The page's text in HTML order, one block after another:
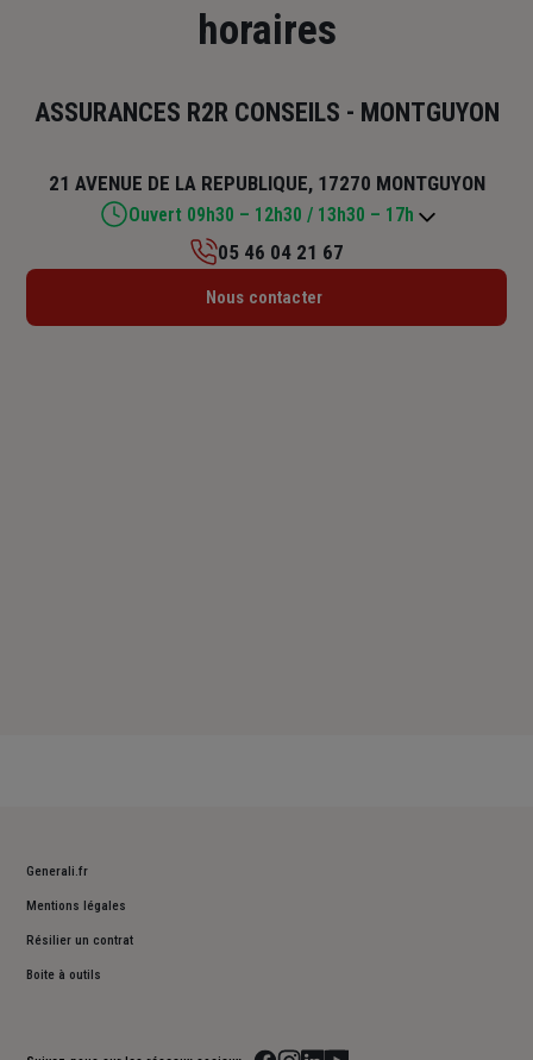
horaires
ASSURANCES R2R CONSEILS - MONTGUYON
21 AVENUE DE LA REPUBLIQUE, 17270 MONTGUYON
Ouvert 09h30 – 12h30 / 13h30 – 17h
Lundi : Fermé
05 46 04 21 67
Nous contacter
Generali.fr
Mentions légales
Résilier un contrat
Boite à outils